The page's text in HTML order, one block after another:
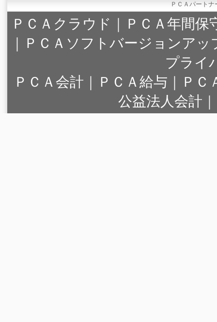
ＰＣＡパート
ＰＣＡクラウド ｜
ＰＣＡ年間保
｜
ＰＣＡソフトバージョンアッ
プライ
ＰＣＡ会計｜ＰＣＡ給与｜Ｐ
公益法人会計